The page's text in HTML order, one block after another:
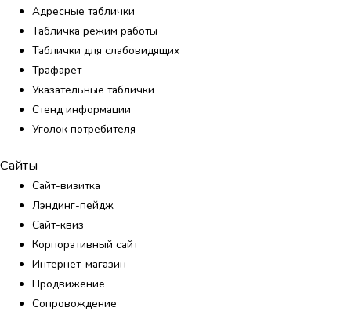
Адресные таблички
Табличка режим работы
Таблички для слабовидящих
Трафарет
Указательные таблички
Стенд информации
Уголок потребителя
Сайты
Сайт-визитка
Лэндинг-пейдж
Сайт-квиз
Корпоративный сайт
Интернет-магазин
Продвижение
Сопровождение